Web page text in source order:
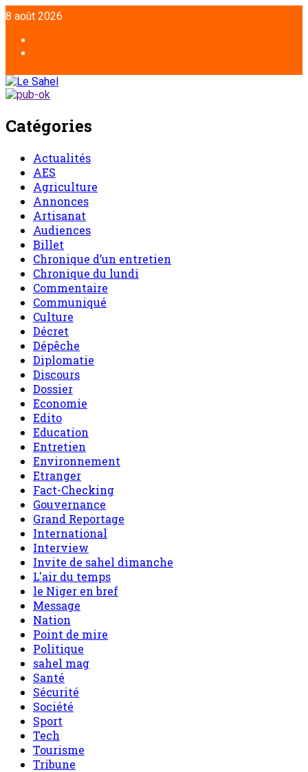
8 août 2026
Catégories
Actualités
AES
Agriculture
Annonces
Artisanat
Audiences
Billet
Chronique d’un entretien
Chronique du lundi
Commentaire
Communiqué
Culture
Décret
Dépêche
Diplomatie
Discours
Dossier
Economie
Edito
Education
Entretien
Environnement
Etranger
Fact-Checking
Gouvernance
Grand Reportage
International
Interview
Invite de sahel dimanche
L'air du temps
le Niger en bref
Message
Nation
Point de mire
Politique
sahel mag
Santé
Sécurité
Société
Sport
Tech
Tourisme
Tribune